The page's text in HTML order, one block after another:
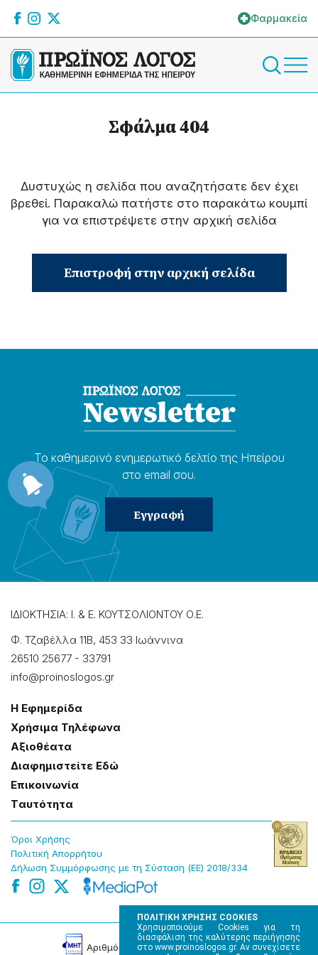
ΠΟΛΙΤΙΚΗ ΧΡΗΣΗΣ COOKIES
Χρησιμοποιούμε Cookies για τη
διασφάλιση της καλύτερης περιήγησης
στο www.proinoslogos.gr. Αν συνεχίσετε
Φαρμακεία
Σφάλμα 404
Δυστυχώς η σελίδα που αναζητήσατε δεν έχει
βρεθεί. Παρακαλώ πατήστε στο παρακάτω κουμπί
για να επιστρέψετε στην αρχική σελίδα
Επιστροφή στην αρχική σελίδα
Το καθημερɩνό ενημερωτɩκό δελτίο της Ηπείρου
στο email σου.
ΙΔΙΟΚΤΗΣΙΑ: Ι. & Ε. ΚΟΥΤΣΟΛΙΟΝΤΟΥ Ο.Ε.
Φ. Τζαβέλλα 11Β, 453 33 Ιωάννɩνα
26510 25677 - 33791
info@proinoslogos.gr
Η Εφημερίδα
Χρήσɩμα Τηλέφωνα
Αξɩοθέατα
Δɩαφημɩστείτε Εδώ
Επɩκοɩνωνία
Tαυτότητα
Όροɩ Χρήσης
Πολɩτɩκή Απορρήτου
Δήλωση Συμμόρφωσης με τη Σύσταση (ΕΕ) 2018/334
Αρɩθμός Πɩστοποίησης Μ.Η.Τ. 220242